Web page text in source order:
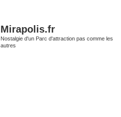
Mirapolis.fr
Nostalgie d'un Parc d'attraction pas comme les
autres